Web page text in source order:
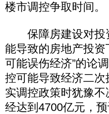
楼市调控争取时间。
保障房建设对投
能导致的房地产投
可能误伤经济”的论
控可能导致经济二
实调控政策时犹豫
经达到4700亿元，